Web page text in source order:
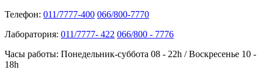
Телефон: 011/7777-400 066/800-7770
Лаборатория: 011/7777- 422 066/800 - 7776
Часы работы: Понедельник-суббота 08 - 22h / Воскресенье 10 -
18h